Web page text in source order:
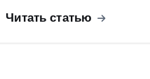
Читать статью